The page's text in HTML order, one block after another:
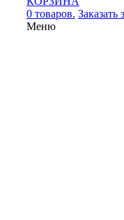
0 товаров. Заказать
Меню